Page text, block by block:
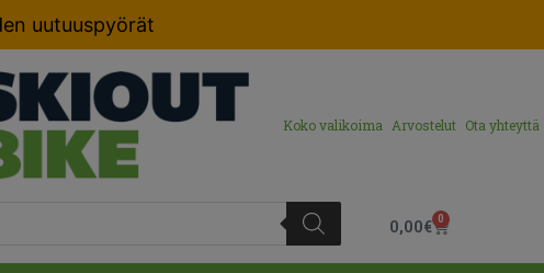
uutuuspyörät
Koko valikoima Arvostelut Ota yhteyttä
0,00€ 0